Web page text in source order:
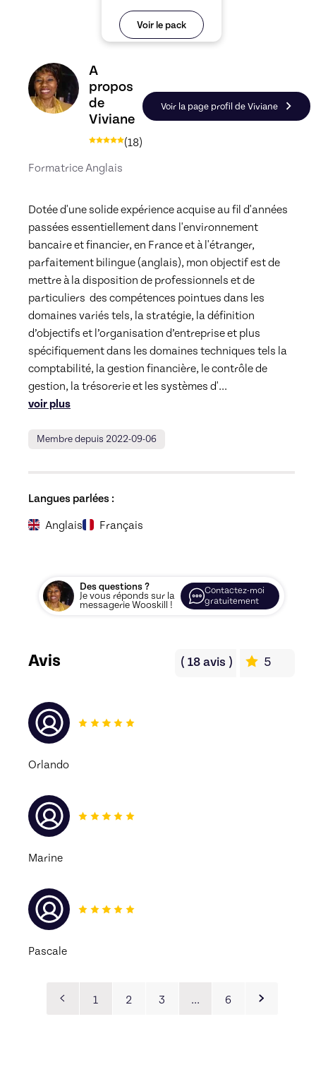
Voir le pack
Découvrez le profil de Viviane, Skiller en Anglais
A
propos
de
Viviane
(18)
Voir la page profil de Viviane
Formatrice Anglais
Dotée d'une solide expérience acquise au fil d'années
passées essentiellement dans l'environnement
bancaire et financier, en France et à l'étranger,
parfaitement bilingue (anglais), mon objectif est de
mettre à la disposition de professionnels et de
particuliers  des compétences pointues dans les
domaines variés tels, la stratégie, la définition
d’objectifs et l’organisation d’entreprise et plus
spécifiquement dans les domaines techniques tels la
comptabilité, la gestion financière, le contrôle de
gestion, la trésorerie et les systèmes d'...
voir plus
Membre depuis 2022-09-06
Langues parlées :
Anglais Français
Des questions ?
Je vous réponds sur la
messagerie Wooskill !
Contactez-moi
gratuitement
Avis ( 18avis ) 5
Orlando
Marine
Pascale
1 2 3 … 6